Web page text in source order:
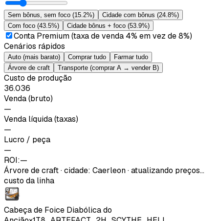
Sem bônus, sem foco (15.2%) Cidade com bônus (24.8%)
Com foco (43.5%) Cidade bônus + foco (53.9%)
Conta Premium (taxa de venda 4% em vez de 8%)
Cenários rápidos
Auto (mais barato) Comprar tudo
Farmar tudo
Árvore de craft
Transporte (comprar A → vender B)
Custo de produção
36.036
Venda (bruto)
—
Venda líquida (taxas)
—
Lucro / peça
—
ROI:—
Árvore de craft·cidade: Caerleon· atualizando preços…
custo da linha
Cabeça de Foice Diabólica do